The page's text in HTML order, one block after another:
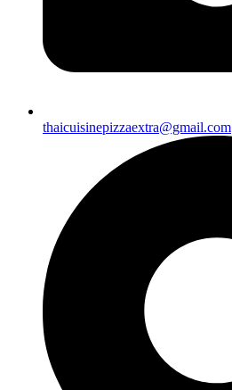
thaicuisinepizzaextra@gmail.com